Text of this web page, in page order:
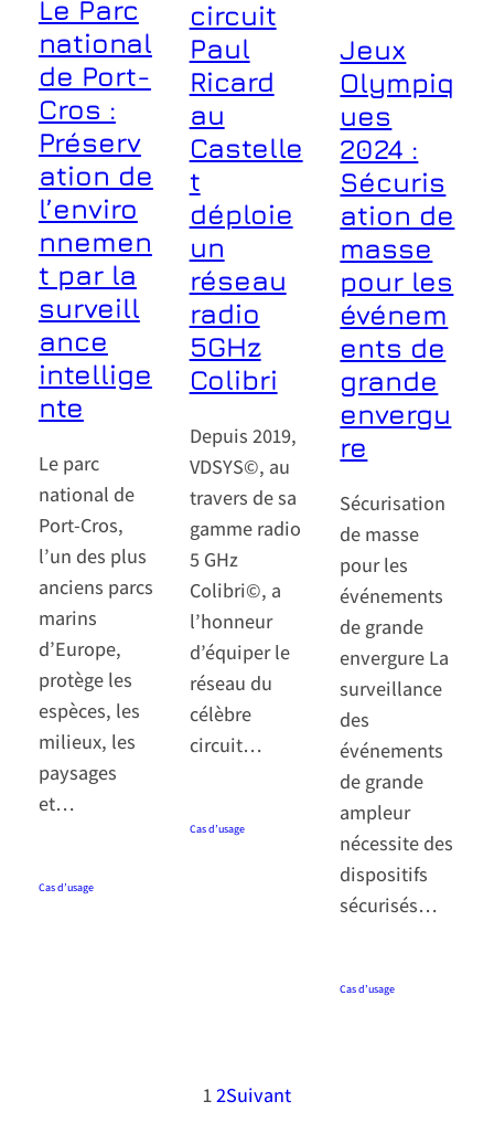
Le Parc
national
de Port-
Cros :
Préserv
ation de
l’enviro
nnemen
t par la
surveill
ance
intellige
nte
Le parc
national de
Port-Cros,
l’un des plus
anciens parcs
marins
d’Europe,
protège les
espèces, les
milieux, les
paysages
et…
Cas d’usage
circuit
Paul
Ricard
au
Castelle
t
déploie
un
réseau
radio
5GHz
Colibri
Depuis 2019,
VDSYS©, au
travers de sa
gamme radio
5 GHz
Colibri©, a
l’honneur
d’équiper le
réseau du
célèbre
circuit…
Cas d’usage
Jeux
Olympiq
ues
2024 :
Sécuris
ation de
masse
pour les
événem
ents de
grande
envergu
re
Sécurisation
de masse
pour les
événements
de grande
envergure La
surveillance
des
événements
de grande
ampleur
nécessite des
dispositifs
sécurisés…
Cas d’usage
1 2Suivant